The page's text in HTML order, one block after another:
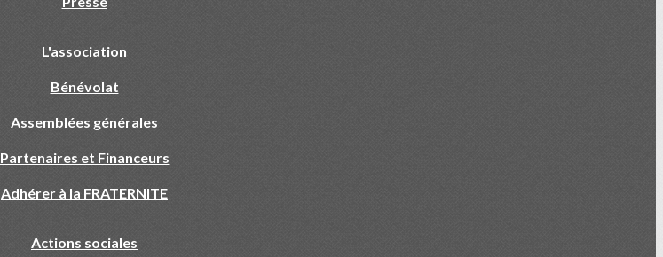
L'association
Bénévolat
Assemblées générales
Partenaires et Financeurs
Adhérer à la FRATERNITE
Actions sociales